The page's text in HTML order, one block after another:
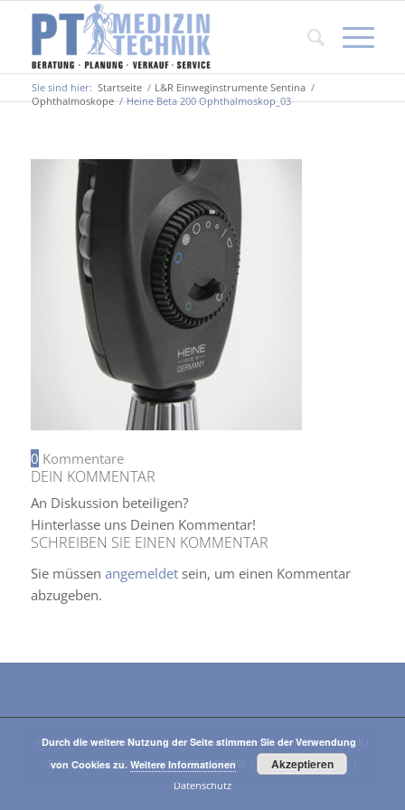
Sie sind hier: Startseite / L&R Einweginstrumente Sentina /
Ophthalmoskope / Heine Beta 200 Ophthalmoskop_03
0 Kommentare
DEIN KOMMENTAR
An Diskussion beteiligen?
Hinterlasse uns Deinen Kommentar!
SCHREIBEN SIE EINEN KOMMENTAR
Sie müssen angemeldetsein, um einen Kommentar
abzugeben.
PT-Medizintechnik GmbH I Franz-Fischer-Straße 19 I A-6020 Innsbruck I
Tel.: +43 512 / 59515 I Fax: +43 512 / 574098 |
E-Mail|Impressum
Datenschutz
Durch die weitere Nutzung der Seite stimmen Sie der Verwendung
von Cookies zu.Weitere Informationen Akzeptieren